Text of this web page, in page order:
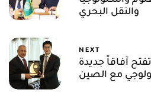
والنقل البحري
NEXT
تفتح آفاقاً جديدة
مع الصين